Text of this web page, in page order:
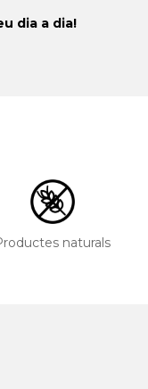
dia a dia!
naturals